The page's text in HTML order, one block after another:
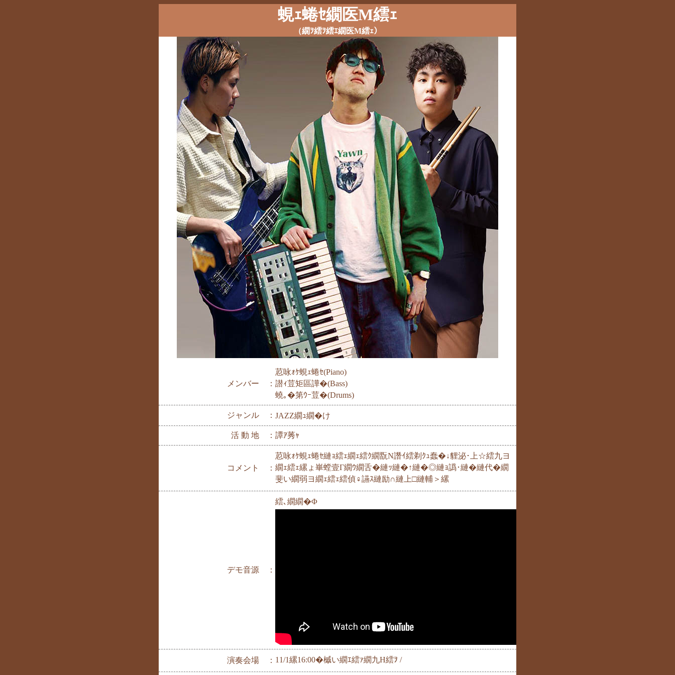
蜆ｪ蜷ｾ繝医Μ繧ｪ
（繝ｦ繧ｦ繧ｴ繝医Μ繧ｪ）
メンバー ：
荵咏ｫｹ蜆ｪ蜷ｾ(Piano)
譛ｨ荳矩區譁�(Bass)
蟯｡�第ｳｰ荳�(Drums)
ジャンル ： JAZZ繝ｭ繝�け
活 動 地 ： 譚ｱ莠ｬ
コメント ：
荵咏ｫｹ蜆ｪ蜷ｾ縺ｮ繧ｪ繝ｪ繧ｸ繝翫Ν譖ｲ繧剃ｸｭ蠢�↓貍泌･上☆繧九ヨ
繝ｪ繧ｪ縲ょ崋螳壹Γ繝ｳ繝舌�縺ｯ縺�↑縺�◎縺ｮ譌･縺�縺代�繝
斐い繝弱ヨ繝ｪ繧ｪ繧偵♀讌ｽ縺励∩縺上□縺輔＞縲
デモ音源 ：
繧､繝繝�Φ
演奏会場 ： 11/1縲16:00�槭い繝ｴ繧ｧ繝九Η繧ｦ /